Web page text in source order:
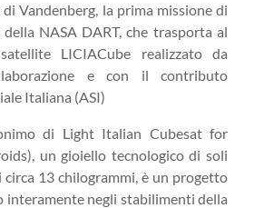
Vandenberg, la prima missione di
NASA DART, che trasporta al
LICIACube realizzato da
e con il contributo
Italiana (ASI)
di Light Italian Cubesat for
un gioiello tecnologico di soli
circa 13 chilogrammi, è un progetto
interamente negli stabilimenti della